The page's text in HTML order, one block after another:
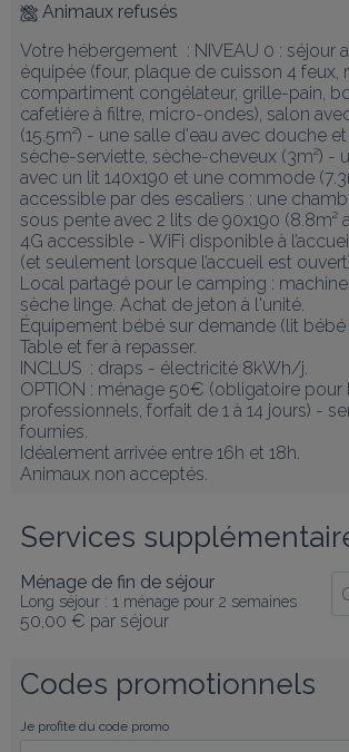
Animaux refusés
Votre hébergement  : NIVEAU 0 : séjour
équipée (four, plaque de cuisson 4 feux,
compartiment congélateur, grille-pain,
cafetière à filtre, micro-ondes), salon
(15.5m²) - une salle d'eau avec douche
sèche-serviette, sèche-cheveux (3m²) -
avec un lit 140x190 et une commode
accessible par des escaliers : une
sous pente avec 2 lits de 90x190 (8.8m²
4G accessible - WiFi disponible à
(et seulement lorsque l’accueil est
Local partagé pour le camping :
sèche linge. Achat de jeton à l'unité.
Équipement bébé sur demande (lit bébé
Table et fer à repasser.
INCLUS  : draps - électricité 8kWh/j.
OPTION : ménage 50€ (obligatoire pour
professionnels, forfait de 1 à 14 jours) -
fournies.
Idéalement arrivée entre 16h et 18h.
Animaux non acceptés.
Services
Ménage de fin de séjour
Long séjour : 1 ménage pour 2 semaines
50,00 € par séjour
Codes promotionnels
Je profite du code promo